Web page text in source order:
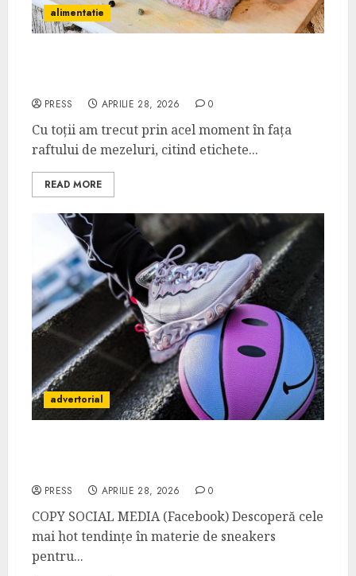
alimentatie
PRESS APRILIE 28, 2026 0
Cu toții am trecut prin acel moment în fața
raftului de mezeluri, citind etichete...
READ MORE
advertorial
PRESS APRILIE 28, 2026 0
COPY SOCIAL MEDIA (Facebook) Descoperă cele
mai hot tendințe în materie de sneakers
pentru...